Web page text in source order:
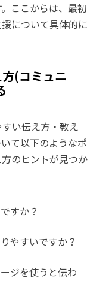
ここからは、最初
について具体的に
(コミュニ
い伝え方・教え
て以下のようなポ
のヒントが見つか
すか？
やすいですか？
ジを使うと伝わ